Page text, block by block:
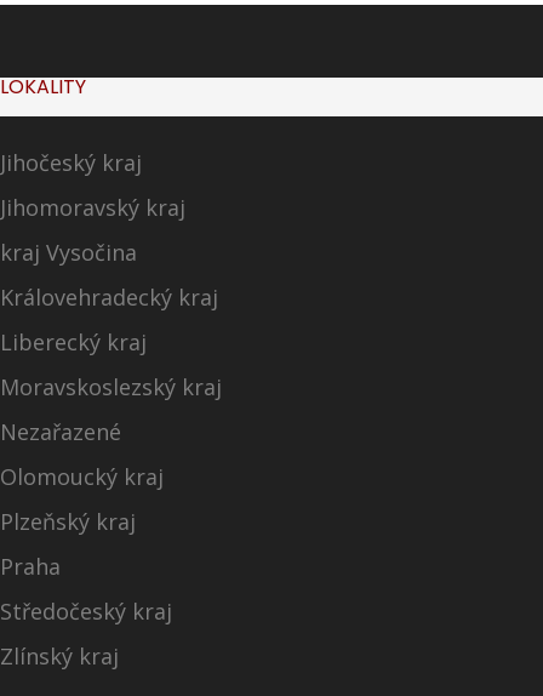
LOKALITY
Jihočeský kraj
Jihomoravský kraj
kraj Vysočina
Královehradecký kraj
Liberecký kraj
Moravskoslezský kraj
Nezařazené
Olomoucký kraj
Plzeňský kraj
Praha
Středočeský kraj
Zlínský kraj